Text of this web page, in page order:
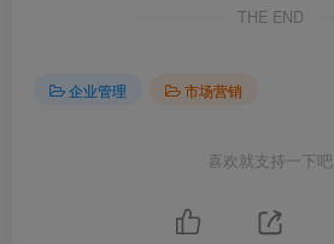
THE END
企业管理 市场营销
喜欢就支持一下吧